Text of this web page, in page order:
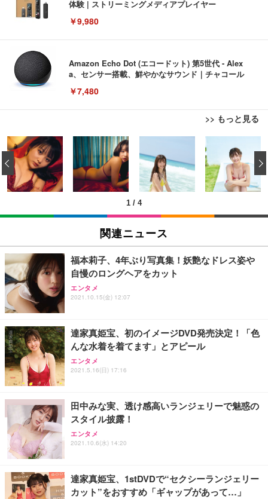
体験 | ストリーミングメディアプレイヤー
￥9,980
Amazon Echo Dot (エコードット) 第5世代 - Alex
a、センサー搭載、鮮やかなサウンド｜チャコール
￥7,480
>> もっと見る
[EdoErgo] オフィスチェア 椅子 テレワーク 疲れな
い 跳ね上げ式アームレスト コンパクト 約105度ロッ
キング pc 事務椅子 360度回転 座面昇降 強化ナイロ
ン樹脂ベース 通気性メッシュ 在宅ワーク H-WY01
(黒網+黒枠+黒足)
￥5,699
SIHOO B100 オフィスチェア／デスクチェア メッシ
ュチェア 人間工学 疲れない ブラック
￥27,999
Sezlife オフィスチェア デスクチェア 疲れない テレ
ワーク チェア 強化バックレスト 30度ロッキング機
能 人間工学 椅子 腰サポート 90度跳ね上げ式アーム
務用 おしゃれ パソコンチェア (ブラック)
Sezlife オフィスチェア デスクチェア 疲れない テレ
ワーク チェア 強化バックレスト 30度ロッキング機
能 人間工学 椅子 腰サポート 90度跳ね上げ式アーム
務用 おしゃれ パソコンチェア (ホワイト)
ANDWINT オフィスチェア デスクチェア 肘なし メ
ッシュ 通気性 ランバーサポート付き 腰サポート ガ
ス圧無段階昇降 360度回転 キャスター付き コンパク
EIZO ビジネス向けプレミアムモニター | FlexScan
EV3240X-WT | 31.5型4K UHD・USB Type-C・ホワ
イト
￥105,595
EIZO ビジネス向けプレミアムモニター | FlexScan
￥109,572
【純正品】27"ゲーミングモニター DualSense 充電
フック付き（CFI-ZDM1J）
【整備済み品】Dell E2724HS 27インチ 液晶モニタ
ー フルHD（1920×1080）VA 非光沢 HDMI/DisplayP
ort/VGA スピーカー内蔵 高さ調整 スイベル VESA対
【MiniLED/24.5inch/280Hz/FHD】GRAPHT THE S
HOOTER Gaming Monitor 24” Essential ゲーミン
グモニター QD 24.5インチ 1ms FHD 量子ドット 残
Amazonベーシック ペットシーツ 薄型 レギュラー 1
回使い捨て 無香料 ホワイト 300枚
￥3,373
Amazonベーシック ペットシーツ 厚型 ワイド 42枚
x2袋(84枚) ホワイト(吸収面:ライトブルー)
￥3,234
ネオ・ルーライフ ネオ・オムツ L 中型犬用 26枚入
り 単品
Smart Basic(スマートベーシック) 【Amazon.co.jp
限定】 Smart Basic アイリスオーヤマ ペットシーツ
超厚型 お徳用 ワイド 100枚入 (x 1) (ケース販売)
アイリスオーヤマ ペットシーツ 超厚型 お徳用 レギ
ュラー 200枚入【Amazon.co.jp限定】
1 / 4
‹
関連ニュース
福本莉子、4年ぶり写真集！妖艶なドレス姿や
自慢のロングヘアをカット
エンタメ
2021.10.15(金) 12:07
達家真姫宝、初のイメージDVD発売決定！「色
んな水着を着てます」とアピール
エンタメ
2021.5.16(日) 17:16
田中みな実、透け感高いランジェリーで魅惑の
スタイル披露！
エンタメ
2021.10.6(水) 14:20
達家真姫宝、1stDVDで“セクシーランジェリー
カット”をおすすめ「ギャップがあって…」